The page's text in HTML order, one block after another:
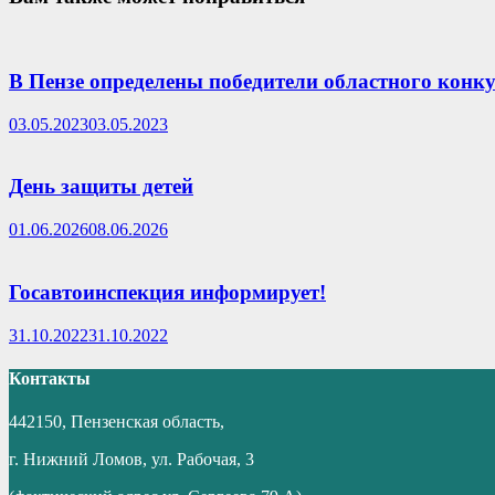
В Пензе определены победители областного
03.05.202303.05.2023
День защиты детей
01.06.202608.06.2026
Госавтоинспекция информирует!
31.10.202231.10.2022
Контакты
442150, Пензенская область,
г. Нижний Ломов, ул. Рабочая, 3